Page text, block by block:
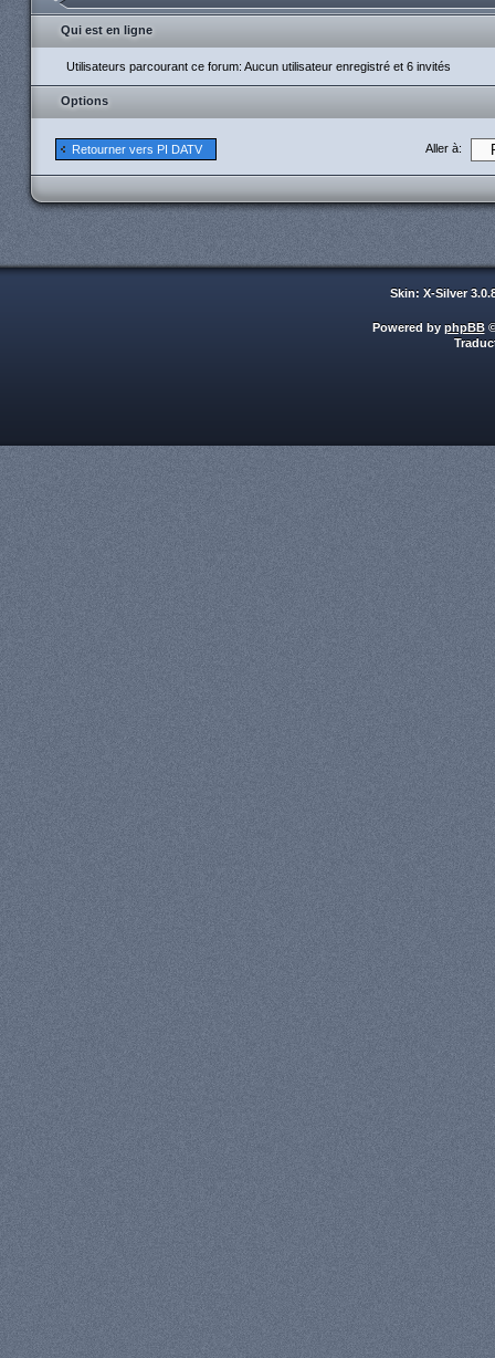
Qui est en ligne
Utilisateurs parcourant ce forum: Aucun utilisateur enregistré et 6 invités
Options
Retourner vers PI DATV Aller à:
Skin: X-Silver
Powered by phpBB©